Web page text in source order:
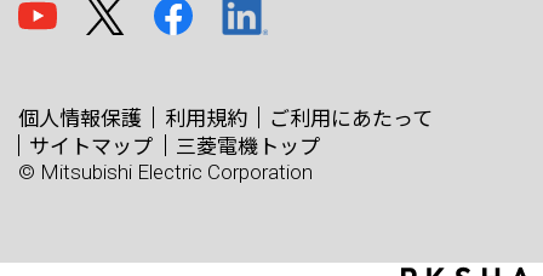
個人情報保護 利用規約
ご利用にあたって
サイトマップ
三菱電機トップ
© Mitsubishi Electric Corporation